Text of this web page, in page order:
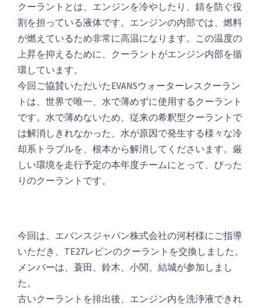
クーラントとは、エンジンを冷やしたり、錆を防ぐ役
割を担っている液体です。エンジンの内部では、燃料
が燃えているため非常に高温になります。この温度の
上昇を抑えるために、クーラントがエンジン内部を循
環しています。
今回ご協賛いただいたEVANSウォーターレスクーラン
トは、世界で唯一、水で薄めずに使用するクーラント
です。水で薄めないため、従来の希釈型クーラントで
は解消しきれなかった、水が原因で発生する様々な冷
却系トラブルを、根本から解消してくださいます。厳
しい環境を走行予定の本年度チームにとって、ぴった
りのクーラントです。
今回は、エバンスジャパン株式会社の河村様にご指導
いただき、TE27レビンのクーラントを交換しました。
メンバーは、蓑田、鈴木、小関、結城が参加しまし
た。
古いクーラントを排出後、エンジン内を洗浄液できれ